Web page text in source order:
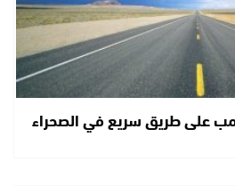
على طريق سريع في الصحراء